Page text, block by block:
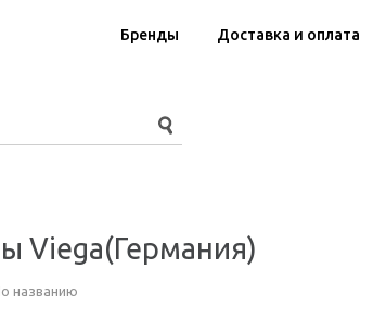
Бренды Доставка и оплата
Viega(Германия)
названию